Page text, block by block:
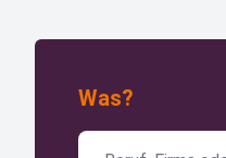
Was?